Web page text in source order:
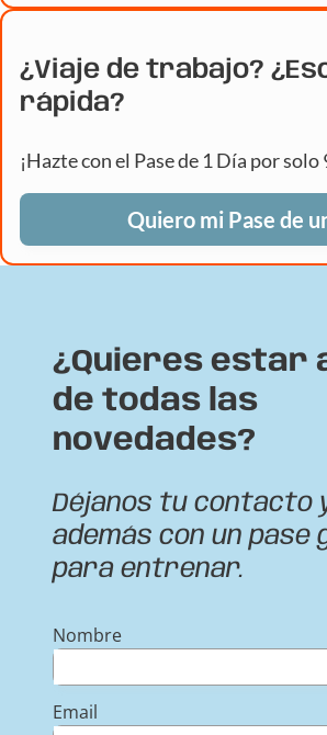
¿Viaje de trabajo?
rápida?
¡Hazte con el Pase de 1 Día por solo
Quiero mi Pase de
¿Quieres estar
de todas las
novedades?
Déjanos tu contacto
además con un
para entrenar.
Nombre
Email